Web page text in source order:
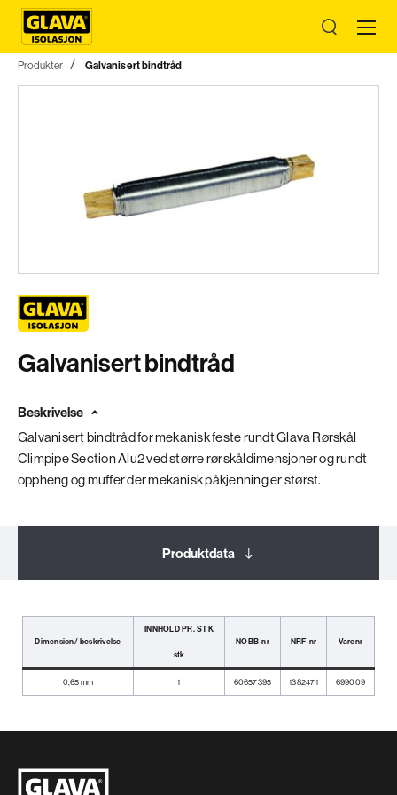
Produkter Galvanisert bindtråd
Galvanisert bindtråd
Beskrivelse
Galvanisert bindtråd for mekanisk feste rundt Glava Rørskål
Climpipe Section Alu2 ved større rørskåldimensjoner og rundt
oppheng og muffer der mekanisk påkjenning er størst.
Produktdata
Dimension/ beskrivelse
INNHOLD PR. STK
NOBB-nr
NRF-nr
Varenr
stk
0,65 mm 1 60657395 1382471 699009